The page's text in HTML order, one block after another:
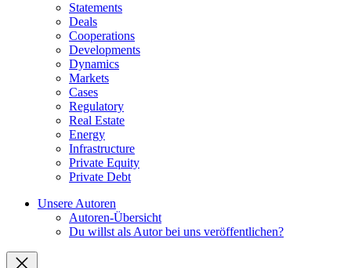
Statements
Deals
Cooperations
Developments
Dynamics
Markets
Cases
Regulatory
Real Estate
Energy
Infrastructure
Private Equity
Private Debt
Unsere Autoren
Autoren-Übersicht
Du willst als Autor bei uns veröffentlichen?